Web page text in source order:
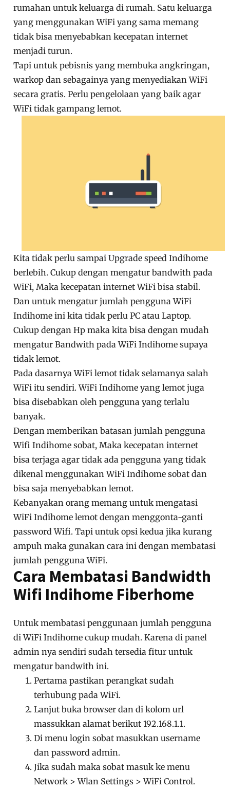
rumahan untuk keluarga di rumah. Satu keluarga
yang menggunakan WiFi yang sama memang
tidak bisa menyebabkan kecepatan internet
menjadi turun.
Tapi untuk pebisnis yang membuka angkringan,
warkop dan sebagainya yang menyediakan WiFi
secara gratis. Perlu pengelolaan yang baik agar
WiFi tidak gampang lemot.
Kita tidak perlu sampai Upgrade speed Indihome
berlebih. Cukup dengan mengatur bandwith pada
WiFi, Maka kecepatan internet WiFi bisa stabil.
Dan untuk mengatur jumlah pengguna WiFi
Indihome ini kita tidak perlu PC atau Laptop.
Cukup dengan Hp maka kita bisa dengan mudah
mengatur Bandwith pada WiFi Indihome supaya
tidak lemot.
Pada dasarnya WiFi lemot tidak selamanya salah
WiFi itu sendiri. WiFi Indihome yang lemot juga
bisa disebabkan oleh pengguna yang terlalu
banyak.
Dengan memberikan batasan jumlah pengguna
Wifi Indihome sobat, Maka kecepatan internet
bisa terjaga agar tidak ada pengguna yang tidak
dikenal menggunakan WiFi Indihome sobat dan
bisa saja menyebabkan lemot.
Kebanyakan orang memang untuk mengatasi
WiFi Indihome lemot dengan menggonta-ganti
password Wifi. Tapi untuk opsi kedua jika kurang
ampuh maka gunakan cara ini dengan membatasi
jumlah pengguna WiFi.
Cara Membatasi Bandwidth
Wifi Indihome Fiberhome
Untuk membatasi penggunaan jumlah pengguna
di WiFi Indihome cukup mudah. Karena di panel
admin nya sendiri sudah tersedia fitur untuk
mengatur bandwith ini.
Pertama pastikan perangkat sudah
terhubung pada WiFi.
Lanjut buka browser dan di kolom url
massukkan alamat berikut 192.168.1.1.
Di menu login sobat masukkan username
dan password admin.
Jika sudah maka sobat masuk ke menu
Network > Wlan Settings > WiFi Control.